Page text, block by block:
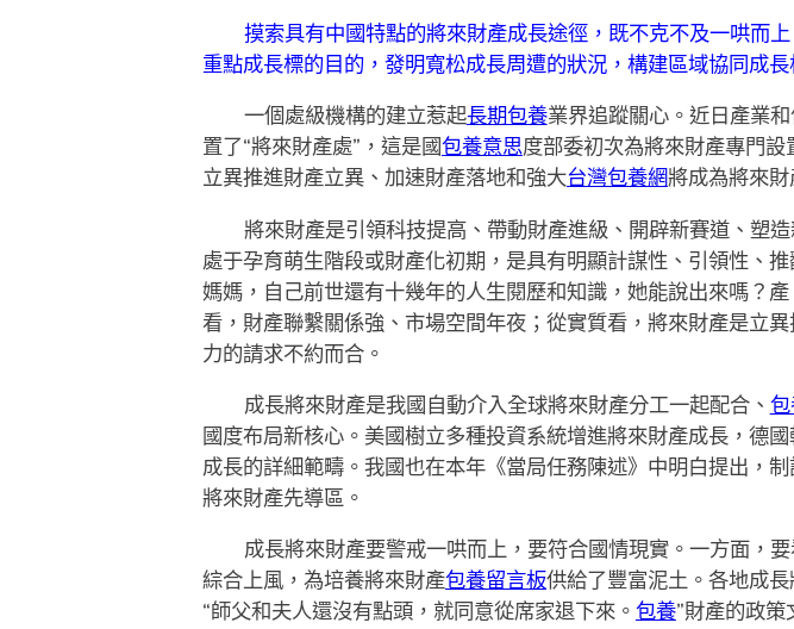
摸索具有中國特點的將來財產成長途徑，既不克不及一哄而
重點成長標的目的，發明寬松成長周遭的狀況，構建區域協同成
一個處級機構的建立惹起長期包養業界追蹤關心。近日產業
置了“將來財產處”，這是國包養意思度部委初次為將來財產專門
立異推進財產立異、加速財產落地和強大台灣包養網將成為將來
將來財產是引領科技提高、帶動財產進級、開辟新賽道、塑
處于孕育萌生階段或財產化初期，是具有明顯計謀性、引領性、
媽媽，自己前世還有十幾年的人生閱歷和知識，她能說出來嗎？
看，財產聯繫關係強、市場空間年夜；從實質看，將來財產是立
力的請求不約而合。
成長將來財產是我國自動介入全球將來財產分工一起配合、
國度布局新核心。美國樹立多種投資系統增進將來財產成長，德
成長的詳細範疇。我國也在本年《當局任務陳述》中明白提出，
將來財產先導區。
成長將來財產要警戒一哄而上，要符合國情現實。一方面，
綜合上風，為培養將來財產包養留言板供給了豐富泥土。各地成
“師父和夫人還沒有點頭，就同意從席家退下來。 包養”財產的政